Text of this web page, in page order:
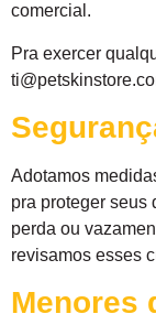
comercial.
Pra exercer
Adotamos
pra proteger seus
perda ou
revisamos esses
Menores